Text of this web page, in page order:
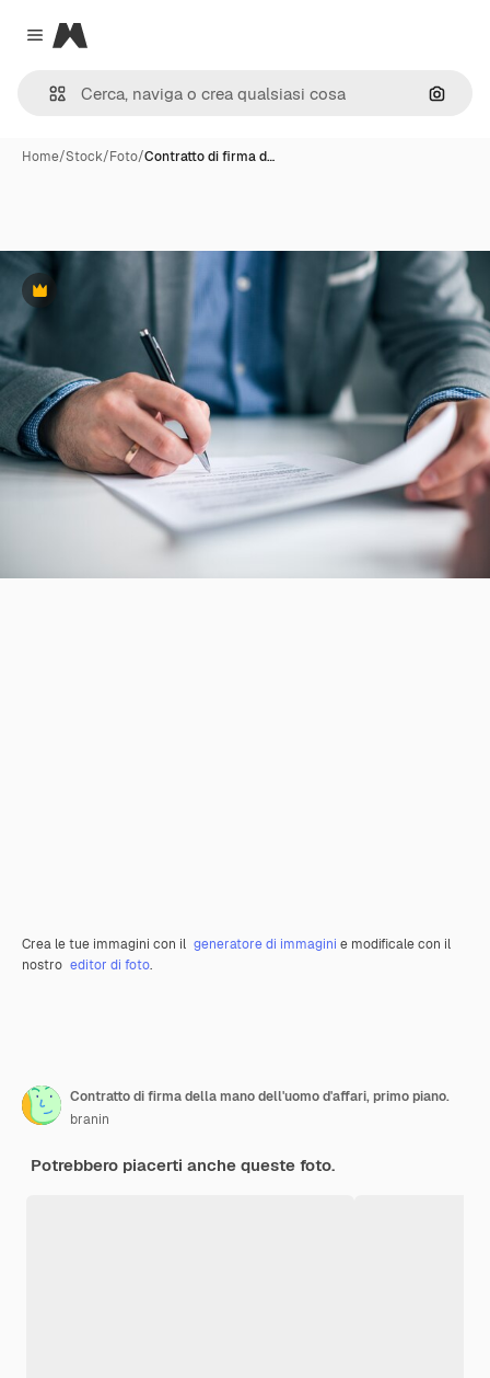
Close menu
Magnific
Cerca
Home/Stock/Foto/Contratto di firma d…
Premium
Crea le tue immagini con il generatore di immagini e modificale con il
nostro editor di foto.
Contratto di firma della mano dell'uomo d'affari, primo piano.
branin
Potrebbero piacerti anche queste foto.